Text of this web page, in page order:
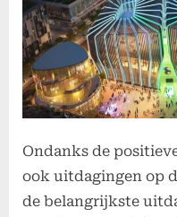
Ondanks de
ook uitdagingen op
de belangrijkste